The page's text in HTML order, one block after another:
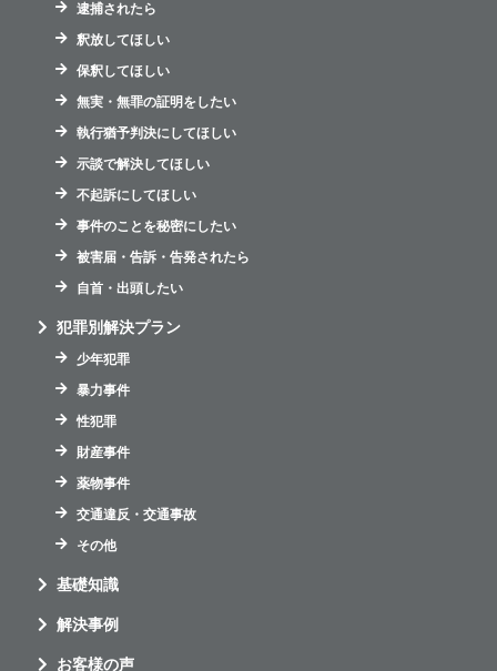
逮捕されたら
釈放してほしい
保釈してほしい
無実・無罪の証明をしたい
執行猶予判決にしてほしい
示談で解決してほしい
不起訴にしてほしい
事件のことを秘密にしたい
被害届・告訴・告発されたら
自首・出頭したい
犯罪別解決プラン
少年犯罪
暴力事件
性犯罪
財産事件
薬物事件
交通違反・交通事故
その他
基礎知識
解決事例
お客様の声